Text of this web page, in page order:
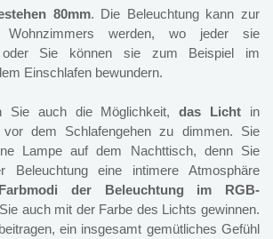
80mm. Die Beleuchtung kann zur
Wohnzimmers werden, wo jeder sie
oder Sie können sie zum Beispiel im
Einschlafen bewundern.
Sie auch die Möglichkeit,das Licht
in
vor dem Schlafengehen zu dimmen. Sie
Lampe auf dem Nachttisch, denn Sie
Beleuchtung eine intimere Atmosphäre
Farbmodi der Beleuchtung im RGB-
auch mit der Farbe des Lichts gewinnen.
ein insgesamt gemütliches Gefühl